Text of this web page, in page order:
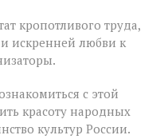
кропотливого труда,
искренней любви к
с этой
красоту народных
культур России.